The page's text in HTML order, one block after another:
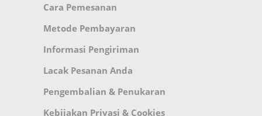
Cara Pemesanan
Metode Pembayaran
Informasi Pengiriman
Lacak Pesanan Anda
Pengembalian & Penukaran
Kebijakan Privasi & Cookies